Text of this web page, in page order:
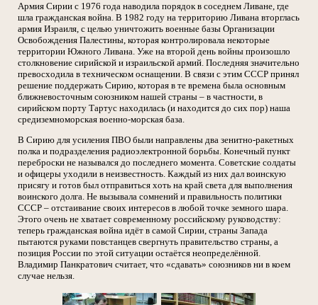
Армия Сирии с 1976 года наводила порядок в соседнем Ливане, где
шла гражданская война. В 1982 году на территорию Ливана вторглась
армия Израиля, с целью уничтожить военные базы Организации
Освобождения Палестины, которая контролировала некоторые
территории Южного Ливана. Уже на второй день войны произошло
столкновение сирийской и израильской армий. Последняя значительно
превосходила в техническом оснащении. В связи с этим СССР принял
решение поддержать Сирию, которая в те времена была основным
ближневосточным союзником нашей страны – в частности, в
сирийском порту Тартус находилась (и находится до сих пор) наша
средиземноморская военно-морская база.
В Сирию для усиления ПВО были направлены два зенитно-ракетных
полка и подразделения радиоэлектронной борьбы. Конечный пункт
переброски не назывался до последнего момента. Советские солдаты
и офицеры уходили в неизвестность. Каждый из них дал воинскую
присягу и готов был отправиться хоть на край света для выполнения
воинского долга. Не вызывала сомнений и правильность политики
СССР – отстаивание своих интересов в любой точке земного шара.
Этого очень не хватает современному российскому руководству:
теперь гражданская война идёт в самой Сирии, страны Запада
пытаются руками повстанцев свергнуть правительство страны, а
позиция России по этой ситуации остаётся неопределённой.
Владимир Панкратович считает, что «сдавать» союзников ни в коем
случае нельзя.